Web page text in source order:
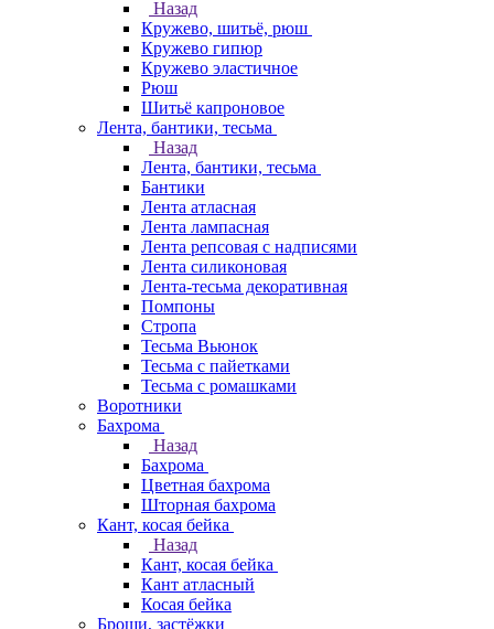
Назад
Кружево, шитьё, рюш
Кружево гипюр
Кружево эластичное
Рюш
Шитьё капроновое
Лента, бантики, тесьма
Назад
Лента, бантики, тесьма
Бантики
Лента атласная
Лента лампасная
Лента репсовая с надписями
Лента силиконовая
Лента-тесьма декоративная
Помпоны
Стропа
Тесьма Вьюнок
Тесьма с пайетками
Тесьма с ромашками
Воротники
Бахрома
Назад
Бахрома
Цветная бахрома
Шторная бахрома
Кант, косая бейка
Назад
Кант, косая бейка
Кант атласный
Косая бейка
Броши, застёжки